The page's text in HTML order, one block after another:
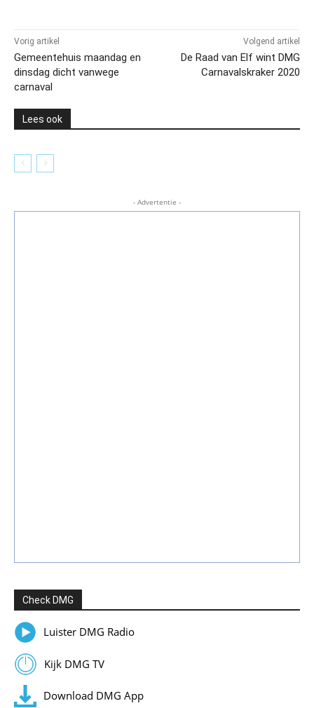
Vorig artikel
Gemeentehuis maandag en
dinsdag dicht vanwege
carnaval
Volgend artikel
De Raad van Elf wint DMG
Carnavalskraker 2020
Lees ook
- Advertentie -
Check DMG
Luister DMG Radio
Kijk DMG TV
Download DMG App